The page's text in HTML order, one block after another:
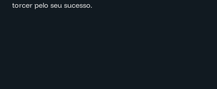
torcer pelo seu sucesso.